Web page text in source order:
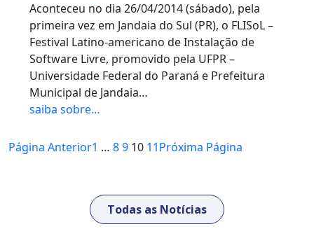
Aconteceu no dia 26/04/2014 (sábado), pela
primeira vez em Jandaia do Sul (PR), o FLISoL –
Festival Latino-americano de Instalação de
Software Livre, promovido pela UFPR –
Universidade Federal do Paraná e Prefeitura
Municipal de Jandaia…
saiba sobre…
Página Anterior1 … 89 10 11Próxima Página
Todas as Notícias